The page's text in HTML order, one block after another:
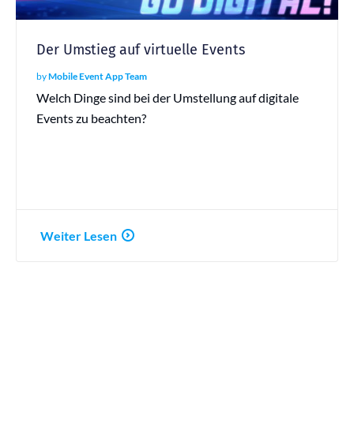
Der Umstieg auf virtuelle Events
byMobile Event App Team
Welch Dinge sind bei der Umstellung auf digitale
Events zu beachten?
Weiter Lesen